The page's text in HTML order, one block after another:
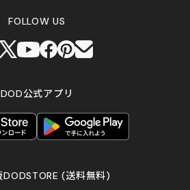
FOLLOW US
DOD公式アプリ
DODSTORE(送料無料)